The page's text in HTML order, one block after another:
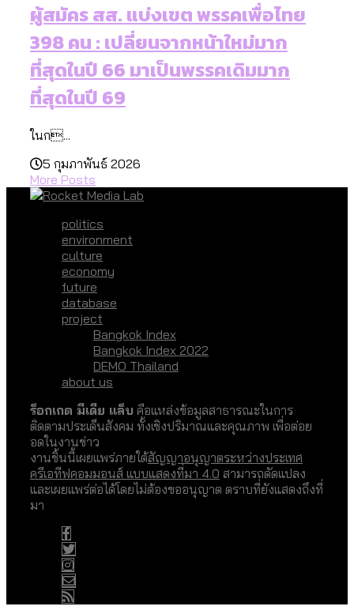
ผู้สมัคร สส. แบ่งเขต พรรคเพื่อไทย
398 คน : เปลี่ยนจากหน้าใหม่มาก
ที่สุดในปี 66 มาเป็นพรรคเดิมมาก
ที่สุดในปี 69
ในก...
5 กุมภาพันธ์ 2026
More Posts
politics
environment
culture
economy
future
database
project
Bangkok Index
Bangkok Index 2022
DEMO Thailand
about us
ร็อกเกต มีเดีย แล็บ คือแหล่งข้อมูลสาธารณะในการ
ติดตามประเด็นสังคม ทั้งเชิงปริมาณและคุณภาพ เพื่อต่อย
อดในงานข่าว
งานชิ้นนี้เผยแพร่ภายใต้สัญญาอนุญาตระหว่างประเทศ
ครีเอทีฟคอมมอนส์ แบบแสดงที่มา 4.0 สามารถดัดแปลง
และเผยแพร่ต่อได้โดยไม่ต้องขออนุญาต ตราบที่ยังแสดงถึงที่
มา